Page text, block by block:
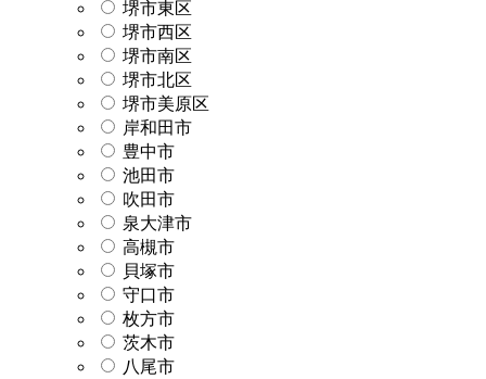
堺市東区
堺市西区
堺市南区
堺市北区
堺市美原区
岸和田市
豊中市
池田市
吹田市
泉大津市
高槻市
貝塚市
守口市
枚方市
茨木市
八尾市